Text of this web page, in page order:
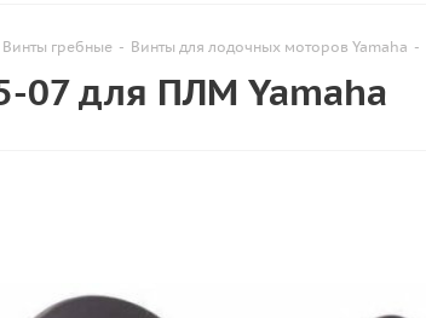
Винты гребные - Винты для лодочных моторов Yamaha -
07 для ПЛМ Yamaha